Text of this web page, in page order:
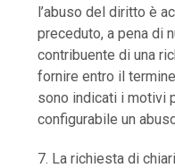
l’abuso del diritto è
preceduto, a pena di
contribuente di una
fornire entro il
sono indicati i motivi
configurabile un
7. La richiesta di